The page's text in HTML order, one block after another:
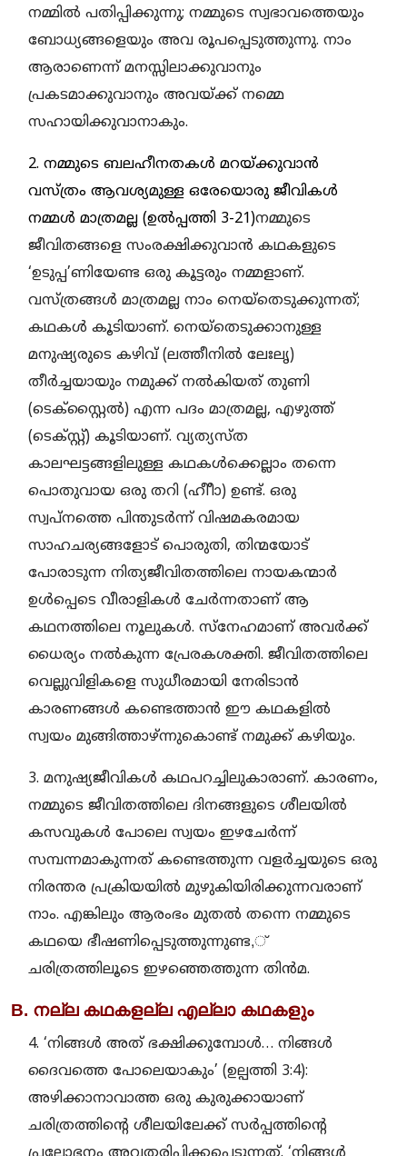
നമ്മില്‍ പതിപ്പിക്കുന്നു; നമ്മുടെ സ്വഭാവത്തെയും
ബോധ്യങ്ങളെയും അവ രൂപപ്പെടുത്തുന്നു. നാം
ആരാണെന്ന് മനസ്സിലാക്കുവാനും
പ്രകടമാക്കുവാനും അവയ്ക്ക് നമ്മെ
സഹായിക്കുവാനാകും.
2. നമ്മുടെ ബലഹീനതകള്‍ മറയ്ക്കുവാന്‍
വസ്ത്രം ആവശ്യമുള്ള ഒരേയൊരു ജീവികള്‍
നമ്മള്‍ മാത്രമല്ല (ഉല്‍പ്പത്തി 3-21)നമ്മുടെ
ജീവിതങ്ങളെ സംരക്ഷിക്കുവാന്‍ കഥകളുടെ
‘ഉടുപ്പ’ണിയേണ്ട ഒരു കൂട്ടരും നമ്മളാണ്.
വസ്ത്രങ്ങള്‍ മാത്രമല്ല നാം നെയ്തെടുക്കുന്നത്;
കഥകള്‍ കൂടിയാണ്. നെയ്തെടുക്കാനുള്ള
മനുഷ്യരുടെ കഴിവ് (ലത്തീനില്‍ ലേഃലൃ)
തീര്‍ച്ചയായും നമുക്ക് നല്‍കിയത് തുണി
(ടെക്സ്റ്റൈല്‍) എന്ന പദം മാത്രമല്ല, എഴുത്ത്
(ടെക്സ്റ്റ്) കൂടിയാണ്. വ്യത്യസ്ത
കാലഘട്ടങ്ങളിലുള്ള കഥകള്‍ക്കെല്ലാം തന്നെ
പൊതുവായ ഒരു തറി (ഹീീാ) ഉണ്ട്. ഒരു
സ്വപ്നത്തെ പിന്തുടര്‍ന്ന് വിഷമകരമായ
സാഹചര്യങ്ങളോട് പൊരുതി, തിന്മയോട്
പോരാടുന്ന നിത്യജീവിതത്തിലെ നായകന്മാര്‍
ഉള്‍പ്പെടെ വീരാളികള്‍ ചേര്‍ന്നതാണ് ആ
കഥനത്തിലെ നൂലുകള്‍. സ്നേഹമാണ് അവര്‍ക്ക്
ധൈര്യം നല്‍കുന്ന പ്രേരകശക്തി. ജീവിതത്തിലെ
വെല്ലുവിളികളെ സുധീരമായി നേരിടാന്‍
കാരണങ്ങള്‍ കണ്ടെത്താന്‍ ഈ കഥകളില്‍
സ്വയം മുങ്ങിത്താഴ്ന്നുകൊണ്ട് നമുക്ക് കഴിയും.
3. മനുഷ്യജീവികള്‍ കഥപറച്ചിലുകാരാണ്. കാരണം,
നമ്മുടെ ജീവിതത്തിലെ ദിനങ്ങളുടെ ശീലയില്‍
കസവുകള്‍ പോലെ സ്വയം ഇഴചേര്‍ന്ന്
സമ്പന്നമാകുന്നത് കണ്ടെത്തുന്ന വളര്‍ച്ചയുടെ ഒരു
നിരന്തര പ്രക്രിയയില്‍ മുഴുകിയിരിക്കുന്നവരാണ്
നാം. എങ്കിലും ആരംഭം മുതല്‍ തന്നെ നമ്മുടെ
കഥയെ ഭീഷണിപ്പെടുത്തുന്നുണ്ട,്
ചരിത്രത്തിലൂടെ ഇഴഞ്ഞെത്തുന്ന തിന്‍മ.
B. നല്ല കഥകളല്ല എല്ലാ കഥകളും
4. ‘നിങ്ങള്‍ അത് ഭക്ഷിക്കുമ്പോള്‍… നിങ്ങള്‍
ദൈവത്തെ പോലെയാകും’ (ഉല്പത്തി 3:4):
അഴിക്കാനാവാത്ത ഒരു കുരുക്കായാണ്
ചരിത്രത്തിന്റെ ശീലയിലേക്ക് സര്‍പ്പത്തിന്റെ